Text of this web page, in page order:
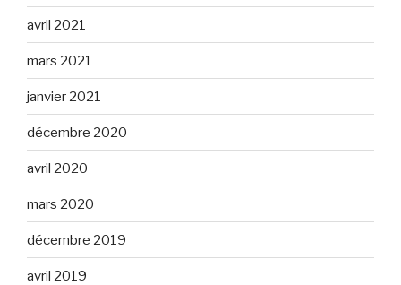
avril 2021
mars 2021
janvier 2021
décembre 2020
avril 2020
mars 2020
décembre 2019
avril 2019